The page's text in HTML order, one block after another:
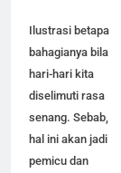
Ilustrasi betapa
bahagianya bila
hari-hari kita
diselimuti rasa
senang. Sebab,
hal ini akan jadi
pemicu dan